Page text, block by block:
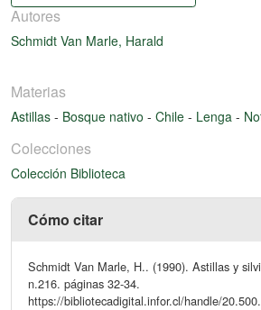
Autores
Schmidt Van Marle, Harald
Materias
Astillas - Bosque nativo - Chile - Lenga -
Colecciones
Colección Biblioteca
Cómo citar
Schmidt Van Marle, H.. (1990). Astillas y
n.216. páginas 32-34.
https://bibliotecadigital.infor.cl/handle/